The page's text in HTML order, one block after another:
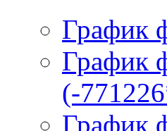
График
График
(-
График